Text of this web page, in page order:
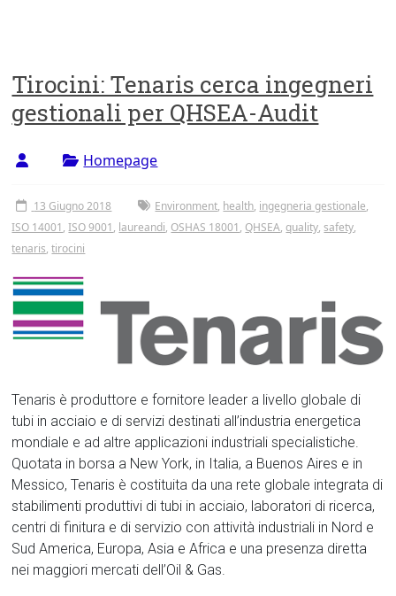
Tirocini: Tenaris cerca ingegneri
gestionali per QHSEA-Audit
Homepage
13 Giugno 2018 Environment, health, ingegneria gestionale,
ISO 14001 ,ISO 9001 , laureandi, OSHAS 18001 , QHSEA,quality,safety,
tenaris,tirocini
Tenaris è produttore e fornitore leader a livello globale di
tubi in acciaio e di servizi destinati all’industria energetica
mondiale e ad altre applicazioni industriali specialistiche.
Quotata in borsa a New York, in Italia, a Buenos Aires e in
Messico, Tenaris è costituita da una rete globale integrata di
stabilimenti produttivi di tubi in acciaio, laboratori di ricerca,
centri di finitura e di servizio con attività industriali in Nord e
Sud America, Europa, Asia e Africa e una presenza diretta
nei maggiori mercati dell’Oil & Gas.